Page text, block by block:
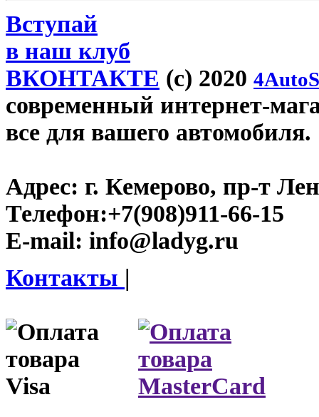
Вступай
в наш клуб
ВКОНТАКТЕ (c) 2020
современный интернет-
все для вашего автомобиля.
Адрес: г. Кемерово, пр-т
Телефон:+7(908)911-66-15
E-mail: info@ladyg.ru
Контакты |